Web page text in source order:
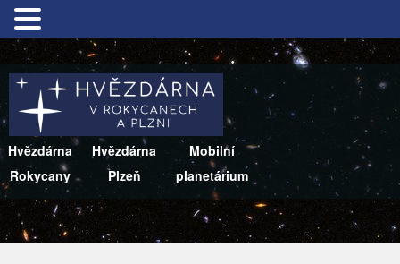
Hvězdárna
Rokycany
Hvězdárna
Plzeň
Mobilní
planetárium